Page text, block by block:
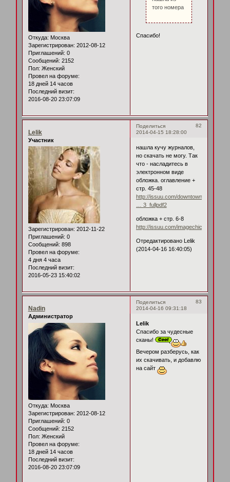
Откуда: Москва
Зарегистрирован: 2012-08-12
Приглашений: 0
Сообщений: 2152
Пол: Женский
Провел на форуме:
18 дней 14 часов
Последний визит:
2016-08-20 23:07:09
того номера
Спасибо!
Поделиться
82
2014-04-15 18:28:00
Lelik
Участник
Зарегистрирован: 2012-11-22
Приглашений: 0
Сообщений: 898
Провел на форуме:
4 дня 4 часа
Последний визит:
2016-05-23 15:40:02
нашла кучу журналов,
но скачать не могу. Так
что - насладитесь в
электронном виде
обложка. оглавление +
стр. 45-48
http://issuu.com/downtownmagazine/
… 3_fullpdf2
обложка + стр. 6-8
http://issuu.com/imagechicago/docs/
Отредактировано Lelik
(2014-04-16 16:40:05)
Поделиться
83
2014-04-16 09:31:18
Nadin
Администратор
Откуда: Москва
Зарегистрирован: 2012-08-12
Приглашений: 0
Сообщений: 2152
Пол: Женский
Провел на форуме:
18 дней 14 часов
Последний визит:
2016-08-20 23:07:09
Lelik
Спасибо за чудесные
сканы!
Вечером разберусь, как
их скачивать, и добавлю
на сайт